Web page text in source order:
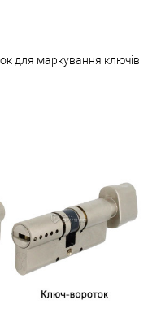
для маркування ключів